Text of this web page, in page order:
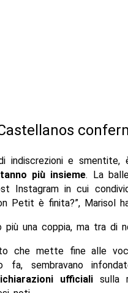
indiscrezioni e
più insieme. La
Instagram in cui
Petit è finita?”, Marisol
più una coppia, ma tra
che mette fine alle
fa, sembravano
ufficiali sulla